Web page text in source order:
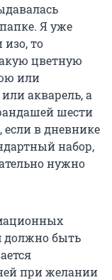
Я уже
изо, то
цветную
или
акварель, а
шести
в дневнике
набор,
нужно
должно быть
при желании